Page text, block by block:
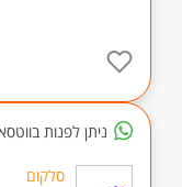
ניתן לפנות
סלקום